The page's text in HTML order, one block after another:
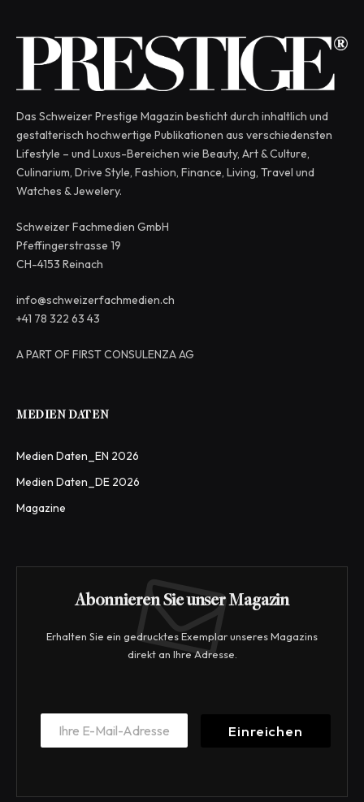
Das Schweizer Prestige Magazin besticht durch inhaltlich und
gestalterisch hochwertige Publikationen aus verschiedensten
Lifestyle – und Luxus-Bereichen wie Beauty, Art & Culture,
Culinarium, Drive Style, Fashion, Finance, Living, Travel und
Watches & Jewelery.
Schweizer Fachmedien GmbH
Pfeffingerstrasse 19
CH-4153 Reinach
info@schweizerfachmedien.ch
+41 78 322 63 43
A PART OF FIRST CONSULENZA AG
MEDIEN DATEN
Medien Daten_EN 2026
Medien Daten_DE 2026
Magazine
Abonnieren Sie unser Magazin
Erhalten Sie ein gedrucktes Exemplar unseres Magazins
direkt an Ihre Adresse.
E
a
*
Einreichen